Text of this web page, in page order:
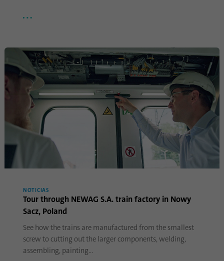
NOTICIAS
Tour through NEWAG S.A. train factory in Nowy
Sacz, Poland
See how the trains are manufactured from the smallest
screw to cutting out the larger components, welding,
assembling, painting…